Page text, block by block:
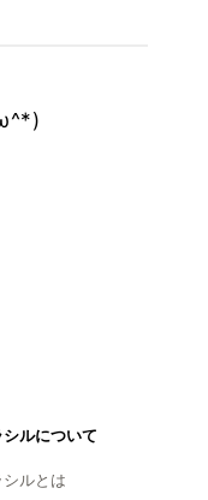
シルについて
シルとは